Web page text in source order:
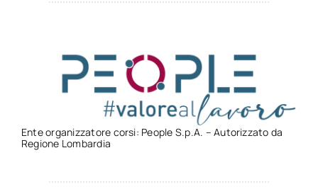
Ente organizzatore corsi: People S.p.A. – Autorizzato da
Regione Lombardia